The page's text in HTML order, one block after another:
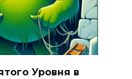
Уровня в